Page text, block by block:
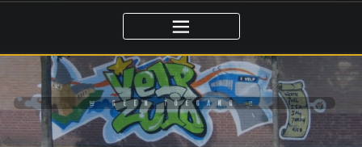
🚨 GEEN TOEGANG ‼️